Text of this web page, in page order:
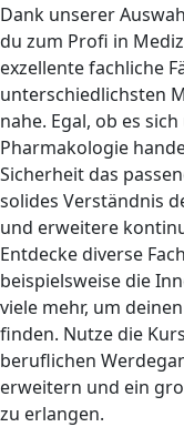
Dank unserer
du zum Profi in
exzellente fachliche
unterschiedlichsten
nahe. Egal, ob es
Pharmakologie
Sicherheit das
solides Verständnis
und erweitere
Entdecke diverse
beispielsweise die
viele mehr, um
finden. Nutze die
beruflichen
erweitern und ein
zu erlangen.